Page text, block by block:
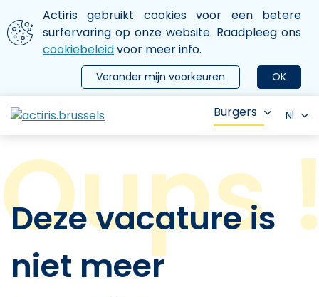
Aller au contenu principal
We gebruiken cookies
Actiris gebruikt cookies voor een betere
surfervaring op onze website. Raadpleeg ons
cookiebeleidvoor meer info.
OK
Verander mijn voorkeuren
le menu
Burgers Nl
Deze vacature is
niet meer